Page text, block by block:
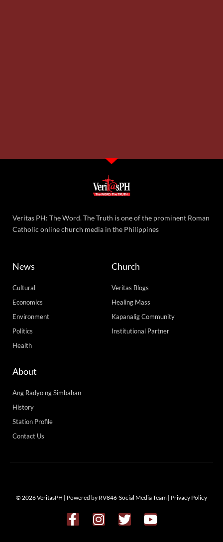
Veritas PH: The Word. The Truth is one of the prominent Roman
Catholic online church media in the Philippines
News
Cultural
Economics
Environment
Politics
Health
Church
Veritas Blogs
Healing Mass
Kapanalig Community
Institutional Partner
About
Ang Radyo ng Simbahan
History
Station Profile
Contact Us
© 2026 VeritasPH | Powered by RV846-Social Media Team | Privacy Policy
F
a
I
n
T
w
Y
o